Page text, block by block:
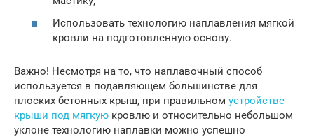
Использовать технологию наплавления мягкой
кровли на подготовленную основу.
Важно! Несмотря на то, что наплавочный способ
используется в подавляющем большинстве для
плоских бетонных крыш, при правильном устройстве
крыши под мягкую кровлю и относительно небольшом
уклоне технологию наплавки можно успешно